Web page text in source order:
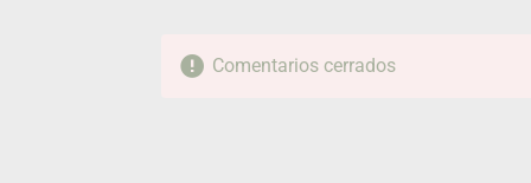
Comentarios cerrados